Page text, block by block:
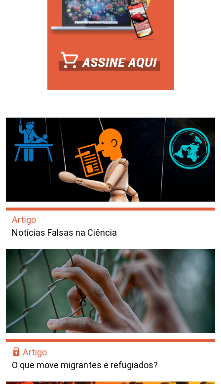
Artigo
Notícias Falsas na Ciência
Artigo
O que move migrantes e refugiados?